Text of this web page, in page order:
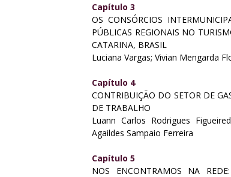
Capítulo 3
OS CONSÓRCIOS
PÚBLICAS REGIONAIS NO
CATARINA, BRASIL
Luciana Vargas; Vivian Mengarda
Capítulo 4
CONTRIBUIÇÃO DO SETOR DE
DE TRABALHO
Luann Carlos Rodrigues
Agaildes Sampaio Ferreira
Capítulo 5
NOS ENCONTRAMOS NA